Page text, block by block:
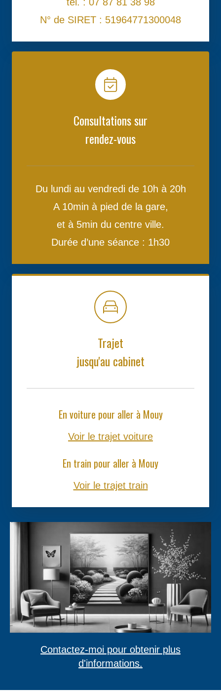
N° de SIRET : 51964771300048
Consultations sur
rendez-vous
Du lundi au vendredi de 10h à 20h
A 10min à pied de la gare,
et à 5min du centre ville.
Durée d’une séance : 1h30
Trajet
jusqu'au cabinet
En voiture pour aller à Mouy
Voir le trajet voiture
En train pour aller à Mouy
Voir le trajet train
Contactez-moi pour obtenir plus
d'informations.